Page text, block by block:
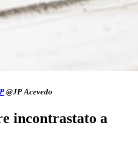
@JP Acevedo
incontrastato a